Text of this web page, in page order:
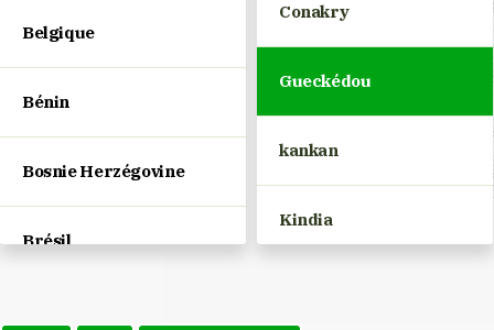
Belgique
Bénin
Bosnie Herzégovine
Brésil
Conakry
Gueckédou
kankan
Kindia